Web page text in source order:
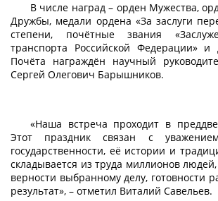
В числе наград – орден Мужества,
Дружбы, медали ордена «За заслуги
степени, почётные звания
транспорта Российской Федерации» и
Почёта награждён научный
Сергей Олегович Барышников.
«Наша встреча проходит в
Этот праздник связан с
государственности, её истории и
складывается из труда миллионов людей,
верности выбранному делу, готовности
результат», – отметил Виталий Савельев.